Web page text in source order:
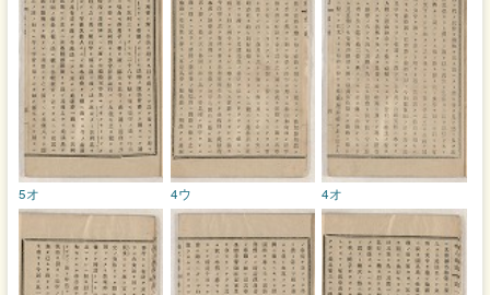
4オ
4ウ
5オ